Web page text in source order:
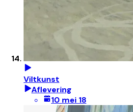
Viltkunst
Aflevering
10 mei 18